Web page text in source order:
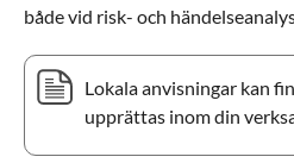
både vid risk- och
Lokala anvisningar kan
upprättas inom din